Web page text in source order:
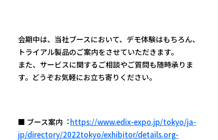
会期中は、当社ブースにおいて、デモ体験はもちろん、
トライアル製品のご案内をさせていただきます。
また、サービスに関するご相談やご質問も随時承りま
す。どうぞお気軽にお立ち寄りください。
■ ブース案内︓https://www.edix-expo.jp/tokyo/ja-
jp/directory/2022tokyo/exhibitor/details.org-